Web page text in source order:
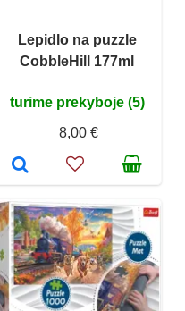
Lepidlo na puzzle
CobbleHill 177ml
turime prekyboje (5)
8,00 €